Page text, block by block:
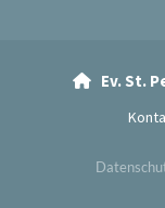
Ev. St.